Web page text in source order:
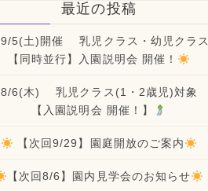
最近の投稿
9/5(土)開催 乳児クラス・幼児クラス
【同時並行】入園説明会 開催！
8/6(木) 乳児クラス(1・2歳児)対象
【入園説明会 開催！】
【次回9/29】園庭開放のご案内
【次回8/6】園内見学会のお知らせ